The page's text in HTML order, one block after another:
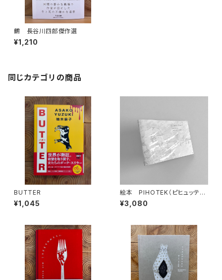
鶴 長谷川四郎傑作選
¥1,210
同じカテゴリの商品
BUTTER
¥1,045
絵本 PIHOTEK（ピヒュッティ）
北極を風と歩く
¥3,080